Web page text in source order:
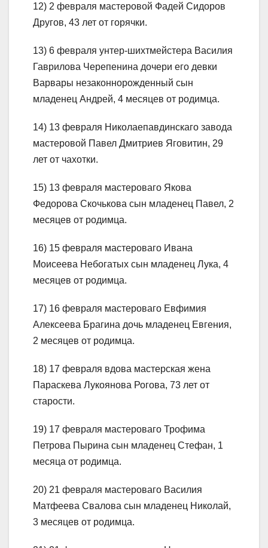
12) 2 февраля мастеровой Фадей Сидоров
Другов, 43 лет от горячки.
13) 6 февраля унтер-шихтмейстера Василия
Гаврилова Черепенина дочери его девки
Варвары незаконнорожденный сын
младенец Андрей, 4 месяцев от родимца.
14) 13 февраля Николаепавдинскаго завода
мастеровой Павел Дмитриев Яговитин, 29
лет от чахотки.
15) 13 февраля мастероваго Якова
Федорова Скочькова сын младенец Павел, 2
месяцев от родимца.
16) 15 февраля мастероваго Ивана
Моисеева Небогатых сын младенец Лука, 4
месяцев от родимца.
17) 16 февраля мастероваго Евфимия
Алексеева Брагина дочь младенец Евгения,
2 месяцев от родимца.
18) 17 февраля вдова мастерская жена
Параскева Лукоянова Рогова, 73 лет от
старости.
19) 17 февраля мастероваго Трофима
Петрова Пырина сын младенец Стефан, 1
месяца от родимца.
20) 21 февраля мастероваго Василия
Матфеева Свалова сын младенец Николай,
3 месяцев от родимца.